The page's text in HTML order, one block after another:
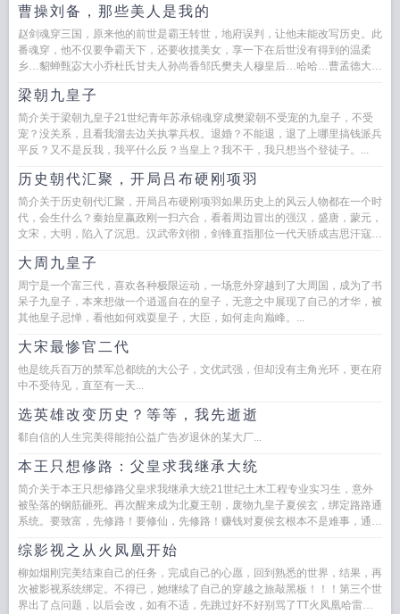
曹操刘备，那些美人是我的
赵剑魂穿三国，原来他的前世是霸王转世，地府误判，让他未能改写历史。此
番魂穿，他不仅要争霸天下，还要收揽美女，享一下在后世没有得到的温柔
乡…貂蝉甄宓大小乔杜氏甘夫人孙尚香邹氏樊夫人穆皇后…哈哈…曹孟德大耳
梁朝九皇子
简介关于梁朝九皇子21世纪青年苏承锦魂穿成樊梁朝不受宠的九皇子，不受
宠？没关系，且看我溜去边关执掌兵权。退婚？不能退，退了上哪里搞钱派兵
平反？又不是反我，我平什么反？当皇上？我不干，我只想当个登徒子。...
历史朝代汇聚，开局吕布硬刚项羽
简介关于历史朝代汇聚，开局吕布硬刚项羽如果历史上的风云人物都在一个时
代，会生什么？秦始皇嬴政刚一扫六合，看着周边冒出的强汉，盛唐，蒙元，
文宋，大明，陷入了沉思。汉武帝刘彻，剑锋直指那位一代天骄成吉思汗寇可
大周九皇子
周宁是一个富三代，喜欢各种极限运动，一场意外穿越到了大周国，成为了书
呆子九皇子，本来想做一个逍遥自在的皇子，无意之中展现了自己的才华，被
其他皇子忌惮，看他如何戏耍皇子，大臣，如何走向巅峰。...
大宋最惨官二代
他是统兵百万的禁军总都统的大公子，文优武强，但却没有主角光环，更在府
中不受待见，直至有一天...
选英雄改变历史？等等，我先逝逝
郗自信的人生完美得能拍公益广告岁退休的某大厂...
本王只想修路：父皇求我继承大统
简介关于本王只想修路父皇求我继承大统21世纪土木工程专业实习生，意外
被坠落的钢筋砸死。再次醒来成为北夏王朝，废物九皇子夏侯玄，绑定路路通
系统。要致富，先修路！要修仙，先修路！赚钱对夏侯玄根本不是难事，通商
综影视之从火凤凰开始
柳如烟刚完美结束自己的任务，完成自己的心愿，回到熟悉的世界，结果，再
次被影视系统绑定。不得已，她继续了自己的穿越之旅敲黑板！！！第三个世
界出了点问题，以后会改，如有不适，先跳过好不好别骂了TT火凤凰哈雷利